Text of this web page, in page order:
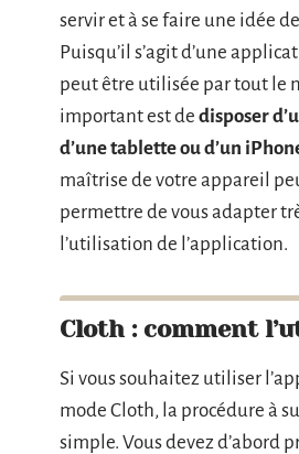
servir et à se faire une idée
Puisqu’il s’agit d’une
peut être utilisée par tout le
important est de disposer
d’une tablette ou d’un
maîtrise de votre appareil
permettre de vous adapter
l’utilisation de l’application.
Cloth : comment
Si vous souhaitez utiliser
mode Cloth, la procédure à
simple. Vous devez d’abord